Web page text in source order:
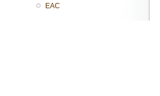
EAC